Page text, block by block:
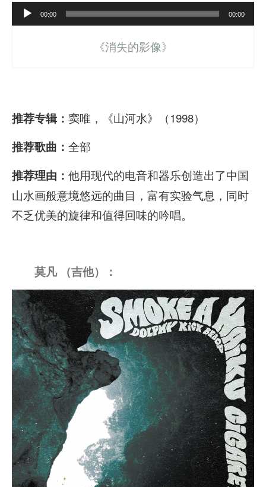
u
P
l
a
y
e
r
00:00 00:00
《消失的影像》
推荐专辑： 窦唯，《山河水》（1998）
推荐歌曲： 全部
推荐理由： 他用现代的电音和器乐创造出了中国
山水画般意境悠远的曲目，富有实验气息，同时
不乏优美的旋律和值得回味的吟唱。
莫凡 （吉他）：